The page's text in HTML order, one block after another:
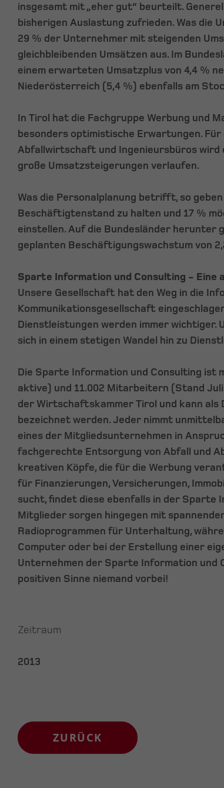
insgesamt mit „eher gut“ beurteilt.
bisherigen Auslastung zufrieden. Was die
29 % der Unternehmer mit steigenden
gleichbleibenden Umsätzen aus. Im
einem erwarteten Umsatzplus von 4,4 %
Niederösterreich (5,4 %) ebenfalls am
In Tirol hat die Fachgruppe Werbung und
besonders optimistische Erwartungen. Für
Abfallwirtschaft und Ingenieursbüros wird
große Umsatzsteigerungen verlaufen.
Was die Personalplanung betrifft, so
Beschäftigtenstand zu halten und 17 %
einstellen. Auf die Bundesländer herunter
geplanten Beschäftigungswachstum von
Sparte Information und Consulting - Eine
Unsere Gesellschaft hat den Weg in die
Kommunikationsgesellschaft
Dienstleistungen werden immer wichtiger.
sich in einem stetigen Wandel hin zu
Die Sparte Information und Consulting ist
aktive) und 11.002 Mitarbeitern (Stand
der Wirtschaftskammer Tirol und kann als
bezeichnet werden. Jeder nimmt
eines der Mitgliedsunternehmen in
fachgerechte Entsorgung von Abfall und
kreativen Köpfe, die für die Werbung
für Finanzierungen, Versicherungen,
sucht, findet diese ebenfalls in der Sparte
Mitglieder sorgen hingegen mit
Radioprogrammen für Unterhaltung,
Computer oder bei der Erstellung einer
Unternehmen der Sparte Information und
positiven Sinne niemand vorbei!
Zeitraum
2013
ZURÜCK